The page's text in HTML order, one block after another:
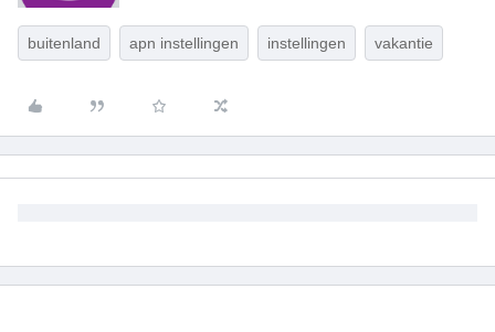
buitenland apn instellingen instellingen vakantie